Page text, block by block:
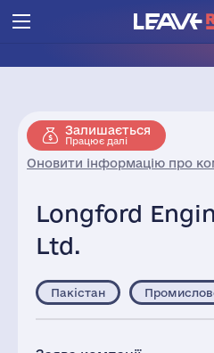
Залишається
Працює далі
Оновити інформацію про
Longford
Ltd.
Пакістан